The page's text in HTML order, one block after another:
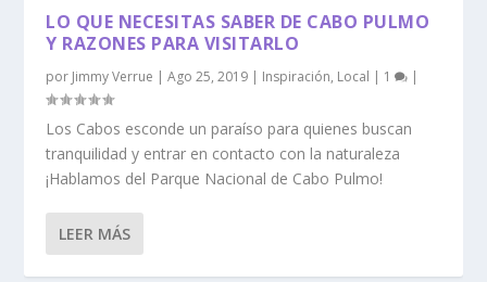
LO QUE NECESITAS SABER DE CABO PULMO
Y RAZONES PARA VISITARLO
por Jimmy Verrue |Ago 25, 2019 | Inspiración, Local | 1 |
Los Cabos esconde un paraíso para quienes buscan
tranquilidad y entrar en contacto con la naturaleza
¡Hablamos del Parque Nacional de Cabo Pulmo!
LEER MÁS